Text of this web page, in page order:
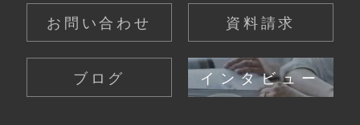
お問い合わせ 資料請求
ブログ インタビュー